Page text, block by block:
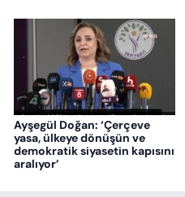
Ayşegül Doğan: ‘Çerçeve
yasa, ülkeye dönüşün ve
demokratik siyasetin kapısını
aralıyor’